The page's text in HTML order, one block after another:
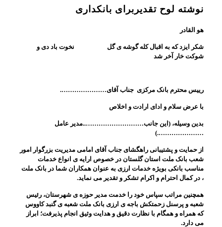
نوشته لوح تقدیربرای بانکداری
هو القادر
شکر ايزد که به اقبال کله گوشه ی گل نخوت باد دی و
شوکت خار آخر شد
ریيس محترم بانک مرکزی جناب آقای………………….
با عرض سلام و ادای ارادت و اخلاص
بدين وسيله، (اين جانب………………………..مدیر عامل
………………….)
از حمايت و پشتيبانی راهگشای جناب آقای امامی مديريت بزرگوار امور
شعب بانک ملت استان گلستان در خصوص ارايه ی انواع خدمات
مناسب بانکی بويژه خدمات ارزی به عنوان همکاران شما در بانک ملت
، در کمال احترام و اکرام تشکر و تقدير می نمايد.
همچنين مراتب سپاس خود را خدمت مدير حوزه ی شهرستان، رئيس
شعبه و پرسنل زحمتکش باجه ی ارزی بانک ملت شعبه ی گنبد کاووس
که همراه و همگام با نظارت دقيق و هدايت وثيق انجام پذيرفت؛ ابراز
می دارد.